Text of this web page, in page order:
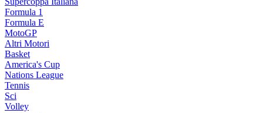
Formula 1
Formula E
MotoGP
Altri Motori
Basket
America's Cup
Nations League
Tennis
Sci
Volley